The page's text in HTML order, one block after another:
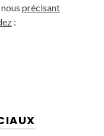
précisant
: